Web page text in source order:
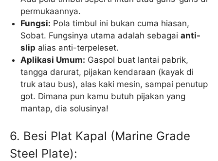
permukaannya.
Fungsi: Pola timbul ini bukan cuma hiasan,
Sobat. Fungsinya utama adalah sebagaianti-
slip alias anti-terpeleset.
Aplikasi Umum: Gaspol buat lantai pabrik,
tangga darurat, pijakan kendaraan (kayak di
truk atau bus), alas kaki mesin, sampai penutup
got. Dimana pun kamu butuh pijakan yang
mantap, dia solusinya!
6. Besi Plat Kapal (Marine Grade
Steel Plate):